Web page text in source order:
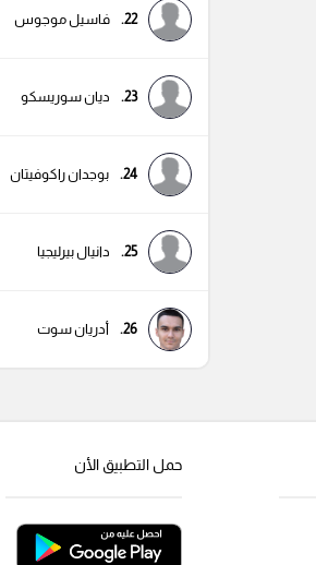
22. فاسيل موجوس
23. ديان سوريسكو
24. بوجدان راكوفيتان
25. دانيال بيرليجيا
26. أدريان سوت
حمل التطبيق الأن